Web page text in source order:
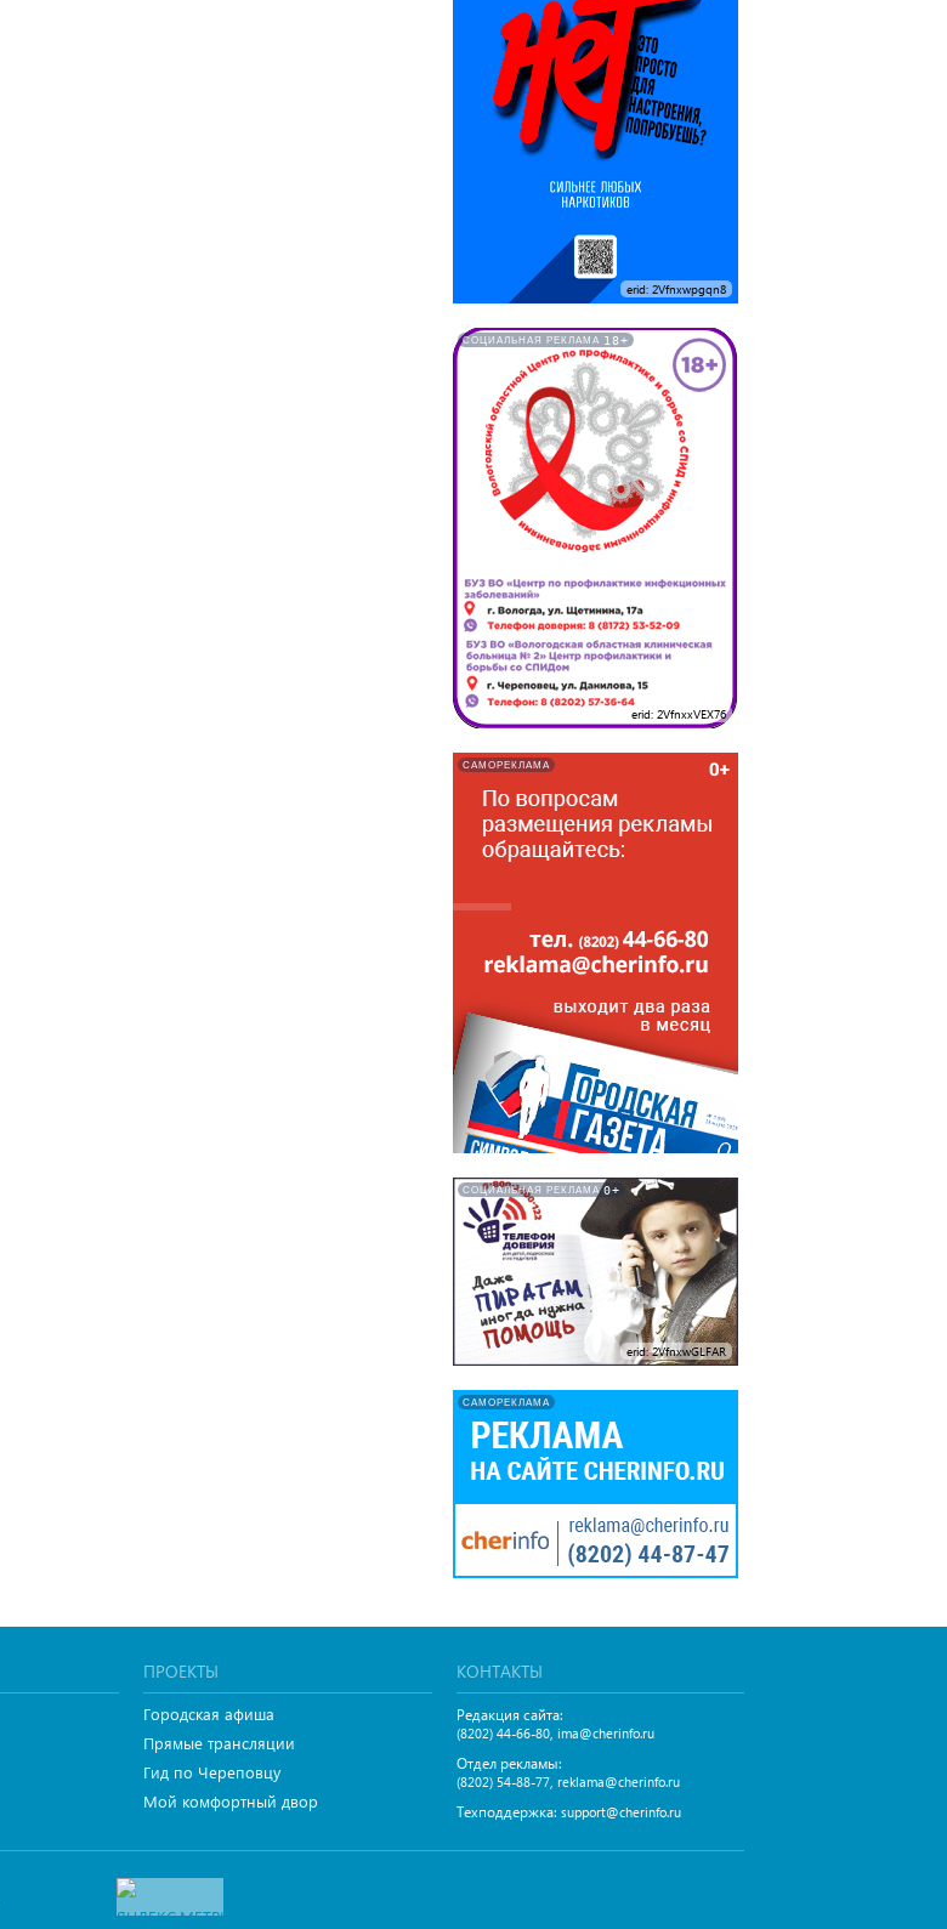
erid: 2Vfnxwpgqn8
СОЦИАЛЬНАЯ РЕКЛАМА 18+
erid: 2VfnxxVEX76
САМОРЕКЛАМА
СОЦИАЛЬНАЯ РЕКЛАМА 0+
erid: 2VfnxwGLFAR
САМОРЕКЛАМА
ПРОЕКТЫ
Городская афиша
Прямые трансляции
Гид по Череповцу
Мой комфортный двор
КОНТАКТЫ
Редакция сайта:
(8202) 44-66-80, ima@cherinfo.ru
Отдел рекламы:
(8202) 54-88-77, reklama@cherinfo.ru
Техподдержка: support@cherinfo.ru